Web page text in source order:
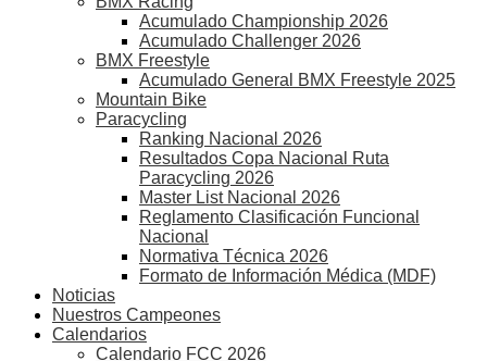
Acumulado Championship 2026
Acumulado Challenger 2026
BMX Freestyle
Acumulado General BMX Freestyle 2025
Mountain Bike
Paracycling
Ranking Nacional 2026
Resultados Copa Nacional Ruta
Paracycling 2026
Master List Nacional 2026
Reglamento Clasificación Funcional
Nacional
Normativa Técnica 2026
Formato de Información Médica (MDF)
Noticias
Nuestros Campeones
Calendarios
Calendario FCC 2026